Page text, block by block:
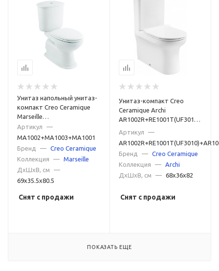
Унитаз напольный унитаз-
компакт Creo Ceramique
Marseille
MA1002+MA1003+MA1001
белый
Артикул
—
MA1002+MA1003+MA1001
Бренд
— Creo Ceramique
Коллекция
— Marseille
ДxШxВ, см
—
69x35.5x80.5
Снят с продажи
Унитаз-компакт Creo
Ceramique Archi
Артикул
—
Бренд
—
Creo Ceramique
Коллекция
—
Archi
ДxШxВ, см
— 68x36x82
Снят с продажи
ПОКАЗАТЬ ЕЩЕ